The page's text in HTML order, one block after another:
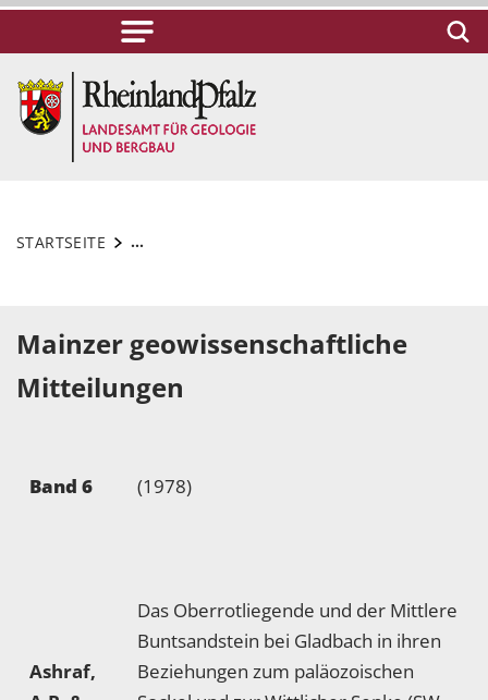
STARTSEITE ...
Mainzer geowissenschaftliche
Mitteilungen
Band 6 (1978)
Ashraf,
Das Oberrotliegende und der Mittlere
Buntsandstein bei Gladbach in ihren
Beziehungen zum paläozoischen